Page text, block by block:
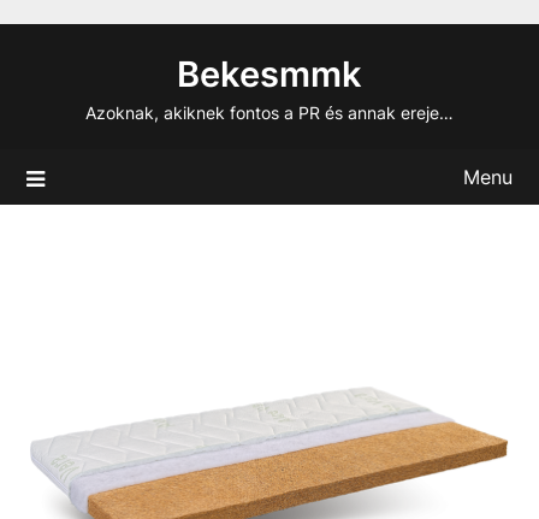
Bekesmmk
Azoknak, akiknek fontos a PR és annak ereje…
Menu